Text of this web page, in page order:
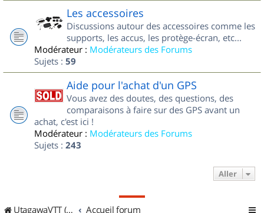
Les accessoires
Discussions autour des accessoires comme les
supports, les accus, les protège-écran, etc...
Modérateur : Modérateurs des Forums
Sujets : 59
Aide pour l'achat d'un GPS
Vous avez des doutes, des questions, des
comparaisons à faire sur des GPS avant un
achat, c'est ici !
Modérateur : Modérateurs des Forums
Sujets : 243
Aller
UtagawaVTT (Randos VTT et VTTAE avec traces GPS) Accueil forum